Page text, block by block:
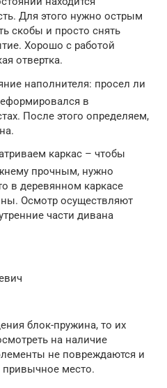
Для этого нужно острым
скобы и просто снять
Хорошо с работой
отвертка.
наполнителя: просел ли
в
После этого определяем,
каркас – чтобы
прочным, нужно
в деревянном каркасе
Осмотр осуществляют
части дивана
блок-пружина, то их
на наличие
не повреждаются и
привычное место.